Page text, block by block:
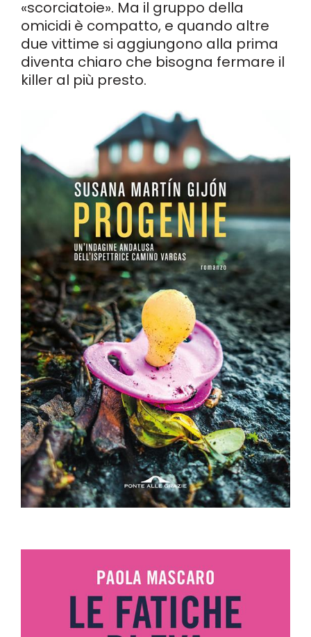
«scorciatoie». Ma il gruppo della
omicidi è compatto, e quando altre
due vittime si aggiungono alla prima
diventa chiaro che bisogna fermare il
killer al più presto.